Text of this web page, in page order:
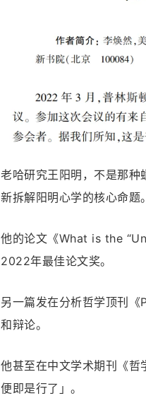
老哈研究王阳明，不是那种
新拆解阳明心学的核心命题。
他的论文《What is the
2022年最佳论文奖。
另一篇发在分析哲学顶刊
和辩论。
他甚至在中文学术期刊《哲
便即是行了」。